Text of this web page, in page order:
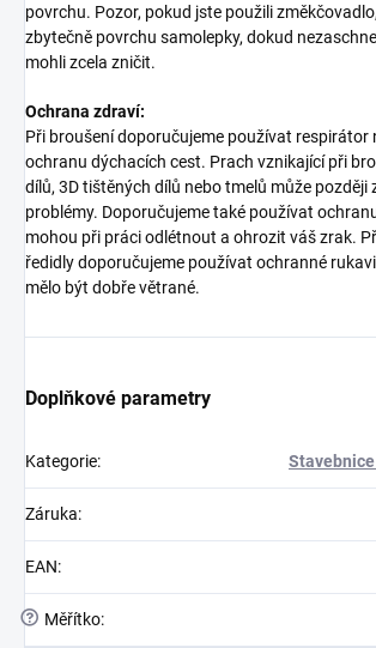
povrchu. Pozor, pokud jste použili
zbytečně povrchu samolepky, dokud
mohli zcela zničit.
Ochrana zdraví:
Při broušení doporučujeme používat respirátor
ochranu dýchacích cest. Prach vznikající při
dílů, 3D tištěných dílů nebo tmelů může
problémy. Doporučujeme také používat
mohou při práci odlétnout a ohrozit váš zrak.
ředidly doporučujeme používat ochranné
mělo být dobře větrané.
Doplňkové parametry
Kategorie:
Záruka:
EAN:
? Měřítko: